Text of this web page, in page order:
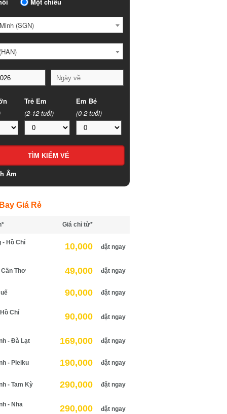
(SGN)
Trẻ Em
(2-12 tuổi)
Em Bé
(0-2 tuổi)
Âm
Giá Rẻ
Giá chỉ từ*
Hồ Chí
10,000 đặt ngay
Thơ 49,000 đặt ngay
90,000 đặt ngay
Chí
90,000 đặt ngay
- Đà Lạt 169,000 đặt ngay
- Pleiku 190,000 đặt ngay
- Tam Kỳ 290,000 đặt ngay
- Nha
290,000 đặt ngay